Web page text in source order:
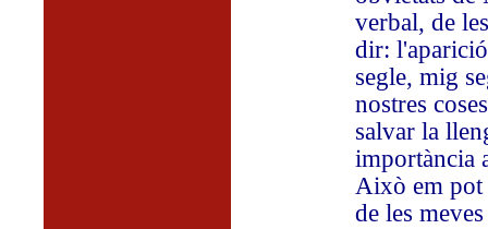
verbal, de
dir:
segle, mig
nostres
salvar la
importància
Això em pot
de les